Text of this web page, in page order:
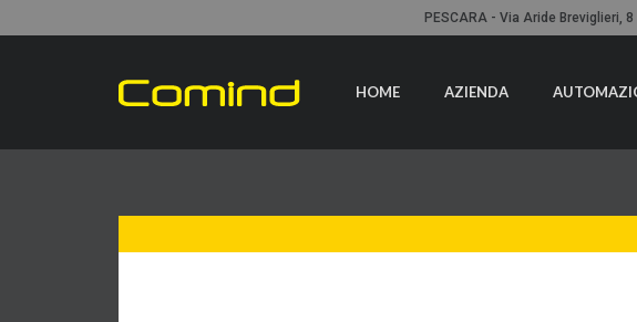
PESCARA - Via Aride Breviglieri,
HOME AZIENDA